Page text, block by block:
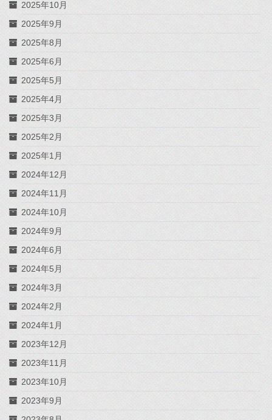
2025年10月
2025年9月
2025年8月
2025年6月
2025年5月
2025年4月
2025年3月
2025年2月
2025年1月
2024年12月
2024年11月
2024年10月
2024年9月
2024年6月
2024年5月
2024年3月
2024年2月
2024年1月
2023年12月
2023年11月
2023年10月
2023年9月